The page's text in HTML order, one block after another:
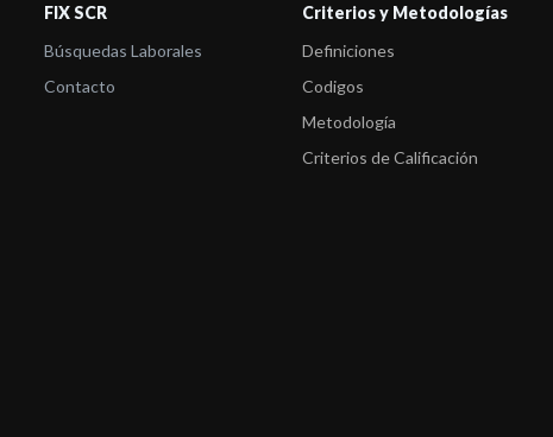
FIX SCR
Búsquedas Laborales
Contacto
Criterios y Metodologías
Definiciones
Codigos
Metodología
Criterios de Calificación